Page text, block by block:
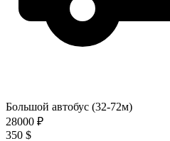
Большой автобус (32-72м)
28000 ₽
350 $